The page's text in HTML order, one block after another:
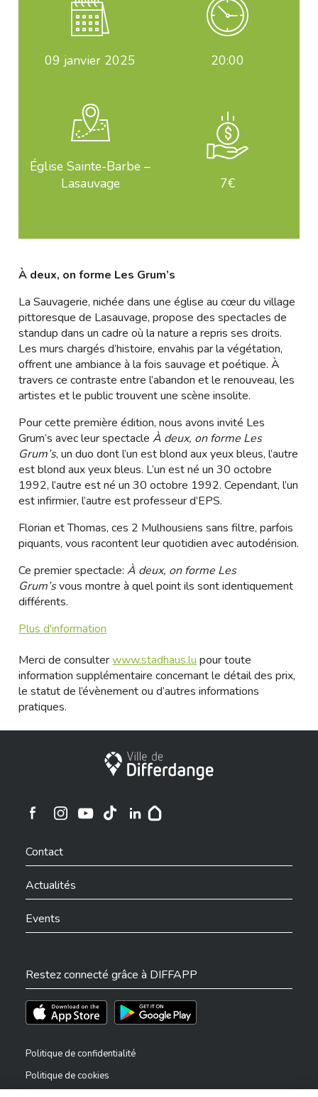
09 janvier 2025 20:00
Église Sainte-Barbe –
Lasauvage
7€
À deux, on forme Les Grum’s
La Sauvagerie, nichée dans une église au cœur du village
pittoresque de Lasauvage, propose des spectacles de
standup dans un cadre où la nature a repris ses droits.
Les murs chargés d’histoire, envahis par la végétation,
offrent une ambiance à la fois sauvage et poétique. À
travers ce contraste entre l’abandon et le renouveau, les
artistes et le public trouvent une scène insolite.
Pour cette première édition, nous avons invité Les
Grum’s avec leur spectacleÀ deux, on forme Les
Grum’s, un duo dont l’un est blond aux yeux bleus, l’autre
est blond aux yeux bleus. L’un est né un 30 octobre
1992, l’autre est né un 30 octobre 1992. Cependant, l’un
est infirmier, l’autre est professeur d’EPS.
Florian et Thomas, ces 2 Mulhousiens sans filtre, parfois
piquants, vous racontent leur quotidien avec autodérision.
Ce premier spectacle:À deux, on forme Les
Grum’svous montre à quel point ils sont identiquement
différents.
Plus d'information
Merci de consulterwww.stadhaus.lu pour toute
information supplémentaire concernant le détail des prix,
le statut de l’évènement ou d’autres informations
pratiques.
Ville de Differdange
Ville de Differdange sur Instagram
Contact
Actualités
Events
Restez connecté grâce à DIFFAPP
Téléchargez l'app sur l'App StoreTéléchargez l'app sur Play Store
Politique de confidentialité
Politique de cookies